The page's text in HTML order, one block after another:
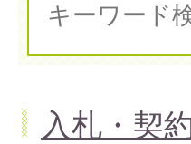
入札・契